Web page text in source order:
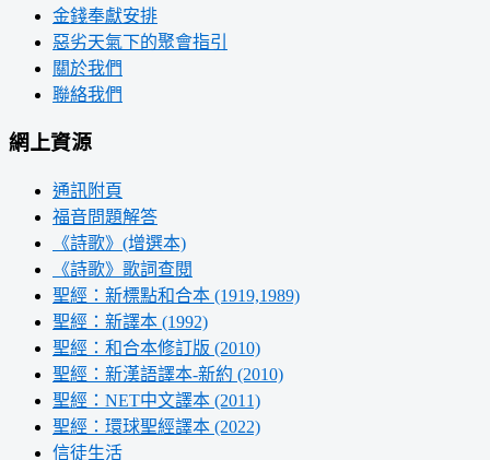
金錢奉獻安排
惡劣天氣下的聚會指引
關於我們
聯絡我們
網上資源
通訊附頁
福音問題解答
《詩歌》(增選本)
《詩歌》歌詞查閱
聖經：新標點和合本 (1919,1989)
聖經：新譯本 (1992)
聖經：和合本修訂版 (2010)
聖經：新漢語譯本-新約 (2010)
聖經：NET中文譯本 (2011)
聖經：環球聖經譯本 (2022)
信徒生活